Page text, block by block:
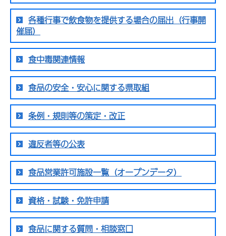
各種行事で飲食物を提供する場合の届出（行事開
催届）
食中毒関連情報
食品の安全・安心に関する県取組
条例・規則等の策定・改正
違反者等の公表
食品営業許可施設一覧（オープンデータ）
資格・試験・免許申請
食品に関する質問・相談窓口